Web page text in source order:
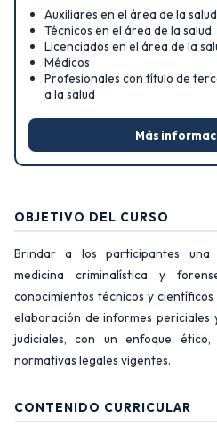
Auxiliares en el área de la
Técnicos en el área de la salud
Licenciados en el área de la
Médicos
Profesionales con título de
a la salud
Más
OBJETIVO DEL CURSO
Brindar a los participantes una
medicina criminalística y
conocimientos técnicos y
elaboración de informes periciales
judiciales, con un enfoque
normativas legales vigentes.
CONTENIDO CURRICULAR